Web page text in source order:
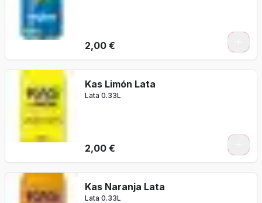
2,00 €
Kas Limón Lata
Lata 0.33L
2,00 €
Kas Naranja Lata
Lata 0.33L